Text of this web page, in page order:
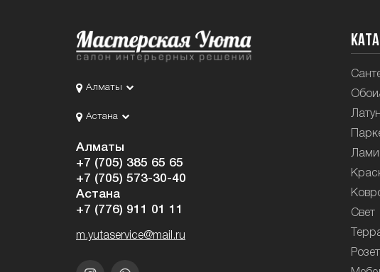
Алматы
Астана
Алматы
+7 (705) 385 65 65
+7 (705) 573-30-40
Астана
+7 (776) 911 01 11
m.yutaservice@mail.ru
Свет